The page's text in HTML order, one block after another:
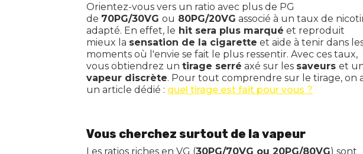
Orientez-vous vers un ratio avec plus de PG
de 70PG/30VGou 80PG/20VG associé à un taux de
adapté. En effet, le hit sera plus marqué et reproduit
mieux la sensation de la cigarette et aide à tenir dans
moments où l'envie se fait le plus ressentir. Avec ces taux,
vous obtiendrez untirage serré axé sur les saveurset
vapeur discrète. Pour tout comprendre sur le tirage, on
un article dédié : quel tirage est fait pour vous ?
Vous cherchez surtout de la vapeur
Les ratios riches en VG (30PG/70VG ou 20PG/80VG) sont